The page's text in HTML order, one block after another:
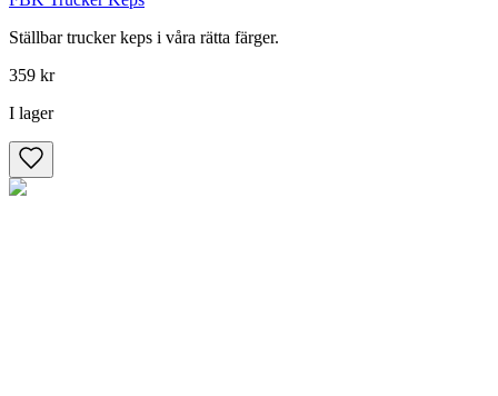
Ställbar trucker keps i våra rätta färger.
359 kr
I lager